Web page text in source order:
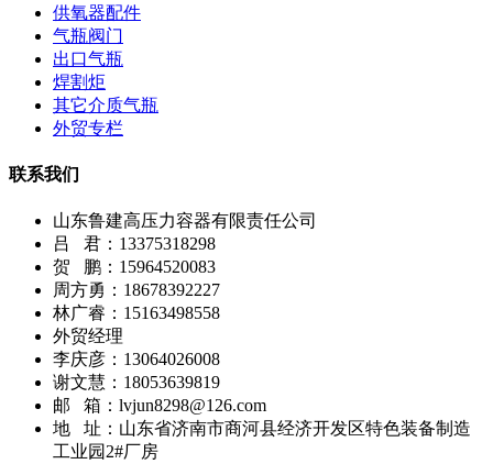
供氧器配件
气瓶阀门
出口气瓶
焊割炬
其它介质气瓶
外贸专栏
联系我们
山东鲁建高压力容器有限责任公司
吕 君：13375318298
贺 鹏：15964520083
周方勇：18678392227
林广睿：15163498558
外贸经理
李庆彦：13064026008
谢文慧：18053639819
邮 箱：lvjun8298@126.com
地 址：山东省济南市商河县经济开发区特色装备制造
工业园2#厂房